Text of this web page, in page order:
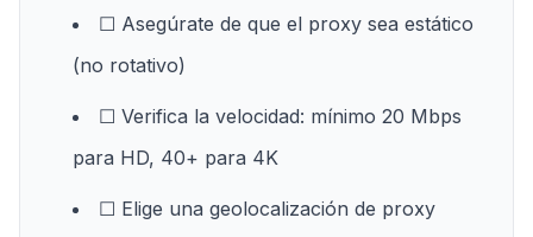
☐ Asegúrate de que el proxy sea estático
(no rotativo)
☐ Verifica la velocidad: mínimo 20 Mbps
para HD, 40+ para 4K
☐ Elige una geolocalización de proxy